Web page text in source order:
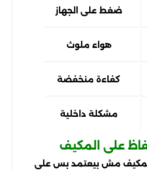
ضغط على الجهاز
هواء ملوث
كفاءة منخفضة
مشكلة داخلية
على المكيف
المكيف مش بيعتمد بس على